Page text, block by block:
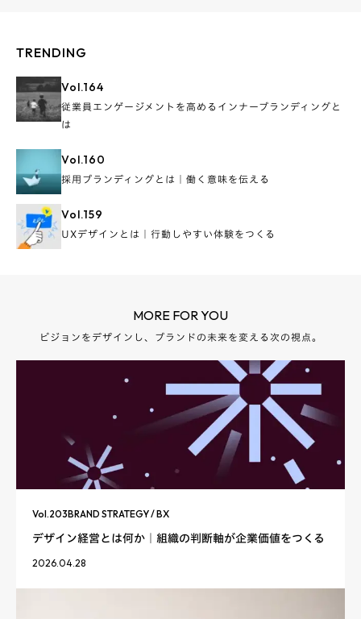
TRENDING
Vol.164
従業員エンゲージメントを高めるインナーブランディングと
は
Vol.160
採用ブランディングとは｜働く意味を伝える
Vol.159
UXデザインとは｜行動しやすい体験をつくる
MORE FOR YOU
ビジョンをデザインし、ブランドの未来を変える次の視点。
Vol.203BRAND STRATEGY / BX
デザイン経営とは何か｜組織の判断軸が企業価値をつくる
2026.04.28